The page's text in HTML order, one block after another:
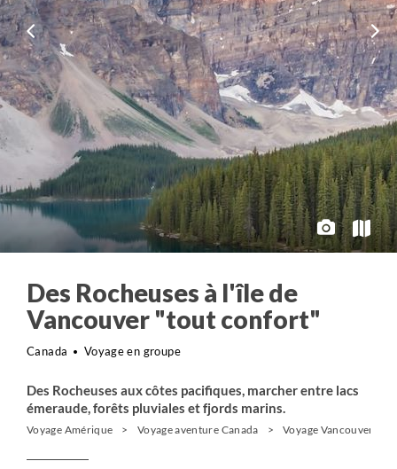
Des Rocheuses à l'île de
Vancouver "tout confort"
Canada Voyage en groupe
Des Rocheuses aux côtes pacifiques, marcher entre lacs
émeraude, forêts pluviales et fjords marins.
Voyage Amérique Voyage aventure Canada Voyage Vancouver et